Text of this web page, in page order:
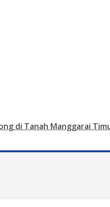
di Tanah Manggarai